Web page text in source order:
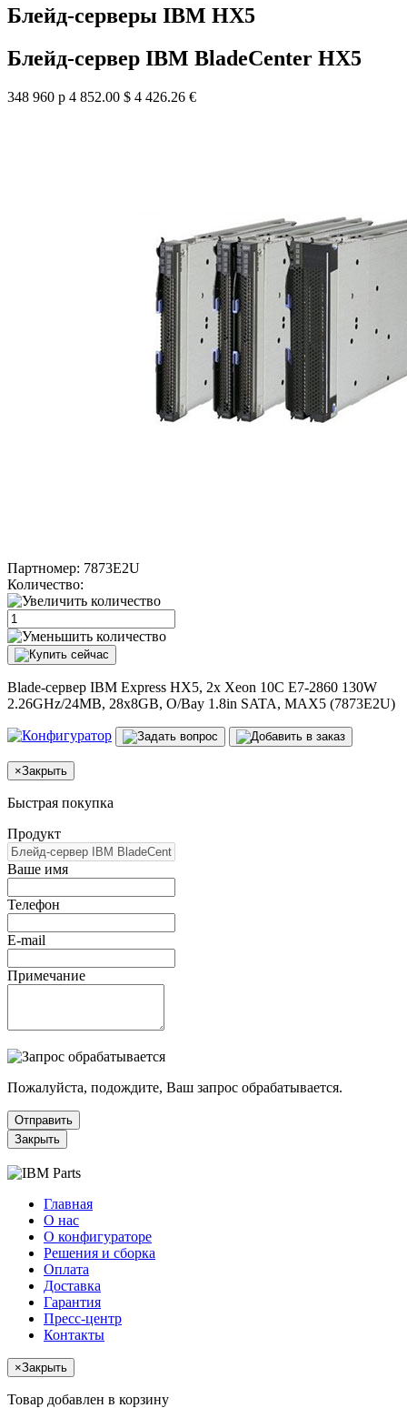
Блейд-серверы IBM HX5
Блейд-сервер IBM BladeCenter HX5
348 960 р 4 852.00 $ 4 426.26 €
Партномер: 7873E2U
Количество:
Blade-сервер IBM Express HX5, 2x Xeon 10C E7-2860 130W
2.26GHz/24MB, 28x8GB, O/Bay 1.8in SATA, MAX5 (7873E2U)
×Закрыть
Быстрая покупка
Продукт
Ваше имя
Телефон
E-mail
Примечание
Пожалуйста, подождите, Ваш запрос обрабатывается.
Отправить
Закрыть
Главная
О нас
О конфигураторе
Решения и сборка
Оплата
Доставка
Гарантия
Пресс-центр
Контакты
×Закрыть
Товар добавлен в корзину